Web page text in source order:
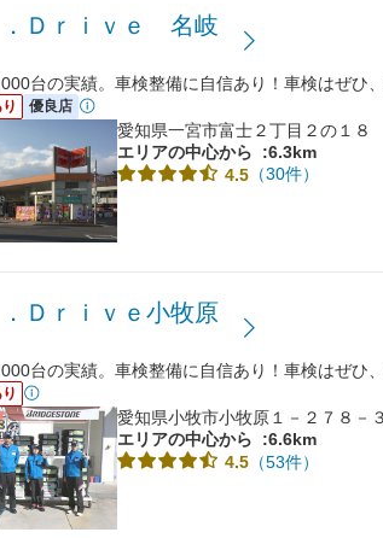
．Ｄｒｉｖｅ 名岐
台の実績。車検整備に自信あり！車検はぜひ
優良店
愛知県一宮市富士２丁目２の１８
エリアの中心から
:6.3km
4.5 （30件）
Ｄｒｉｖｅ小牧原
台の実績。車検整備に自信あり！車検はぜひ
愛知県小牧市小牧原１－２７８－３
エリアの中心から
:6.6km
4.5 （53件）